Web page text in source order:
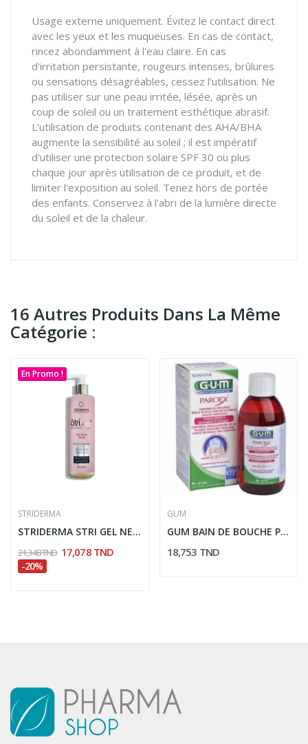
Usage externe uniquement. Évitez le contact direct
avec les yeux et les muqueuses. En cas de contact,
rincez abondamment à l'eau claire. En cas
d'irritation persistante, rougeurs intenses, brûlures
ou sensations désagréables, cessez l'utilisation. Ne
pas utiliser sur une peau irritée, lésée, après un
coup de soleil ou un traitement esthétique abrasif.
L'utilisation de produits contenant des AHA/BHA
augmente la sensibilité au soleil ; il est impératif
d'utiliser une protection solaire SPF 30 ou plus
chaque jour après utilisation de ce produit, et de
limiter l'exposition au soleil. Tenez hors de portée
des enfants. Conservez à l'abri de la lumière directe
du soleil et de la chaleur.
16 Autres Produits Dans La Même
Catégorie :
En Promo !
STRIDERMA
STRIDERMA STRI GEL NETTOYANT PEAU SECHE 250ML
21,348 TND 17,078 TND
-20%
GUM
GUM BAIN DE BOUCHE PAROEX 0.20% 300ML
18,753 TND